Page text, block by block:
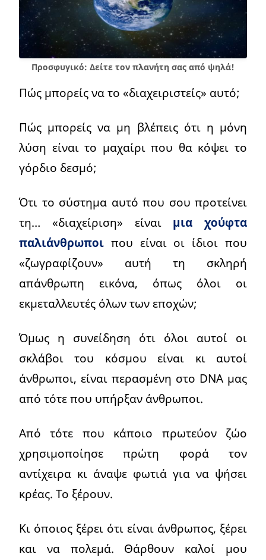
Προσφυγικό: Δείτε τον πλανήτη σας από ψηλά!
Πώς μπορείς να το «διαχειριστείς» αυτό;
Πώς μπορείς να μη βλέπεις ότι η μόνη
λύση είναι το μαχαίρι που θα κόψει το
γόρδιο δεσμό;
Ότι το σύστημα αυτό που σου προτείνει
τη… «διαχείριση» είναι μια χούφτα
παλιάνθρωποι που είναι οι ίδιοι που
«ζωγραφίζουν» αυτή τη σκληρή
απάνθρωπη εικόνα, όπως όλοι οι
εκμεταλλευτές όλων των εποχών;
Όμως η συνείδηση ότι όλοι αυτοί οι
σκλάβοι του κόσμου είναι κι αυτοί
άνθρωποι, είναι περασμένη στο DNA μας
από τότε που υπήρξαν άνθρωποι.
Από τότε που κάποιο πρωτεύον ζώο
χρησιμοποίησε πρώτη φορά τον
αντίχειρα κι άναψε φωτιά για να ψήσει
κρέας. Το ξέρουν.
Κι όποιος ξέρει ότι είναι άνθρωπος, ξέρει
και να πολεμά. Θάρθουν καλοί μου